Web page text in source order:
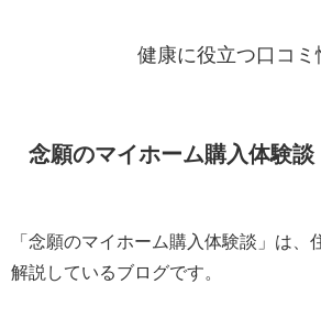
健康に役立つ口コミ
念願のマイホーム購入体験談
「念願のマイホーム購入体験談」は、
解説しているブログです。